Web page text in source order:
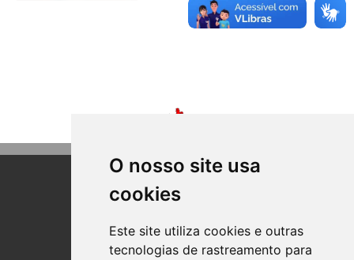
O nosso site usa
cookies
Este site utiliza cookies e outras
tecnologias de rastreamento para
BOM PRINCIPIO
RIO GRANDE DO SUL